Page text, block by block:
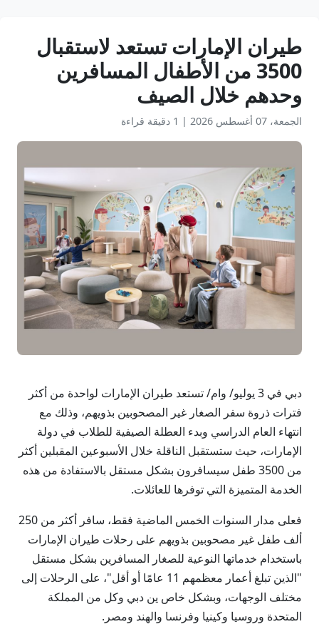
طيران الإمارات تستعد لاستقبال
3500 من الأطفال المسافرين
وحدهم خلال الصيف
الجمعة، 07 أغسطس 2026 | 1 دقيقة قراءة
دبي في 3 يوليو/ وام/ تستعد طيران الإمارات لواحدة من أكثر
فترات ذروة سفر الصغار غير المصحوبين بذويهم، وذلك مع
انتهاء العام الدراسي وبدء العطلة الصيفية للطلاب في دولة
الإمارات، حيث ستستقبل الناقلة خلال الأسبوعين المقبلين أكثر
من 3500 طفل سيسافرون بشكل مستقل بالاستفادة من هذه
الخدمة المتميزة التي توفرها للعائلات.
فعلى مدار السنوات الخمس الماضية فقط، سافر أكثر من 250
ألف طفل غير مصحوبين بذويهم على رحلات طيران الإمارات
باستخدام خدماتها النوعية للصغار المسافرين بشكل مستقل
"الذين تبلغ أعمار معظمهم 11 عامًا أو أقل"، على الرحلات إلى
مختلف الوجهات، وبشكل خاص ين دبي وكل من المملكة
المتحدة وروسيا وكينيا وفرنسا والهند ومصر.